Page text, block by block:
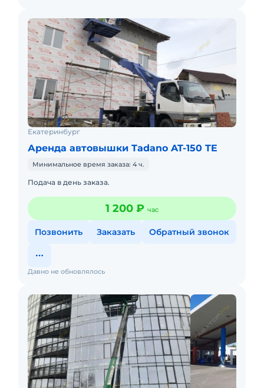
Екатеринбург
Аренда автовышки Tadano AT-150 TE
Минимальное время заказа: 4 ч.
Подача в день заказа.
1 200 ₽ час
Позвонить Заказать Обратный звонок
Давно не обновлялось